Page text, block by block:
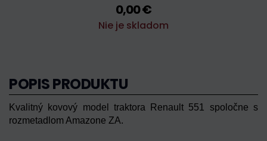
0,00 €
Nie je skladom
POPIS PRODUKTU
Kvalitný kovový model traktora Renault 551 spoločne s
rozmetadlom Amazone ZA.